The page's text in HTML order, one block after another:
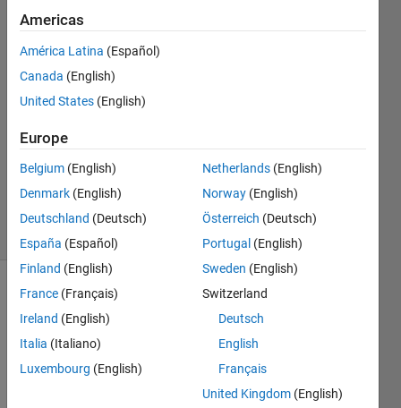
百花 宮
澤
29 Jun
2020
Answer
Updated
29 Jun 2020
5 Views
(30 days)
Americas
América Latina (Español)
Canada (English)
United States (English)
Europe
Belgium (English)
Denmark (English)
Deutschland (Deutsch)
España (Español)
Finland (English)
France (Français)
Ireland (English)
Italia (Italiano)
Luxembourg (English)
Netherlands (English)
Norway (English)
Österreich (Deutsch)
Portugal (English)
Sweden (English)
Switzerland
Deutsch
English
Français
United Kingdom (English)